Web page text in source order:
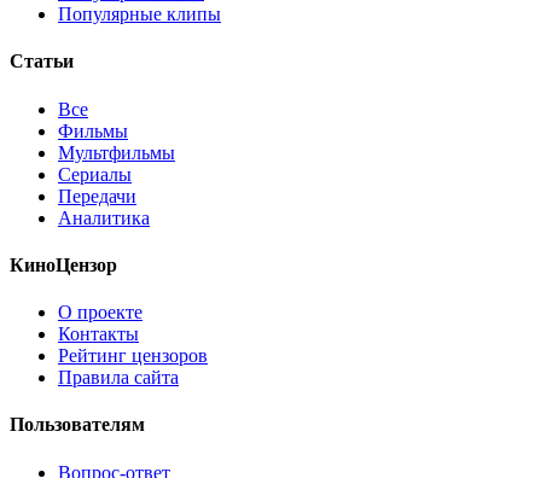
Популярные клипы
Статьи
Все
Фильмы
Мультфильмы
Сериалы
Передачи
Аналитика
КиноЦензор
О проекте
Контакты
Рейтинг цензоров
Правила сайта
Пользователям
Вопрос-ответ